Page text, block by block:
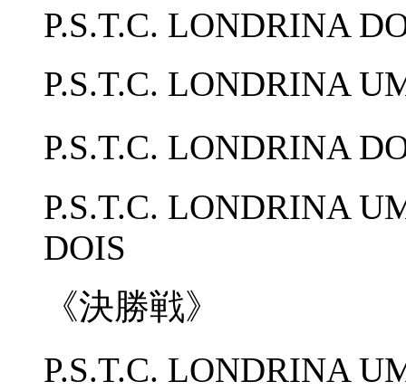
P.S.T.C. LONDRINA
P.S.T.C. LONDRINA
P.S.T.C. LONDRINA
P.S.T.C. LONDRINA
DOIS
《決勝戦》
P.S.T.C. LONDRINA